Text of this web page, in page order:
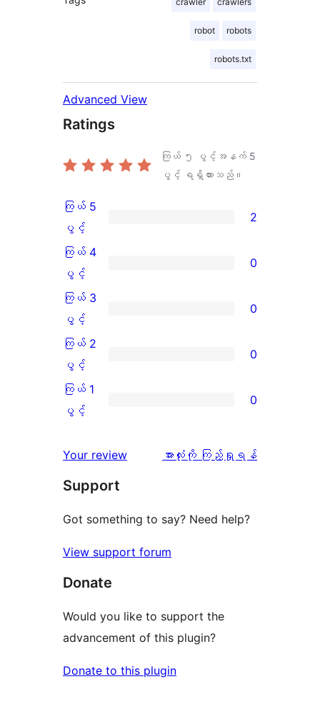
robot robots
robots.txt
Advanced View
Ratings
ကြယ် ၅ ပွင့်အနက် 5
ပွင့် ရရှိထားသည်။
ကြယ်
5
ပွင့်
အဆင့်
သုံးသပ်
ကြယ် 5
ပွင့်
2
ကြယ်
4
ပွင့်
အဆင့်
သုံးသပ်
ကြယ် 4
ပွင့်
0
ကြယ်
3
ပွင့်
အဆင့်
သုံးသပ်
ကြယ် 3
ပွင့်
0
ကြယ်
2
ပွင့်
သုံးသပ်
0
စောင်
ကြယ် 2
ပွင့်
0
ကြယ်
ပွင့်
သုံးသပ်
ချက်
စောင်
ကြယ် 1
ပွင့်
0
Your review
သုံးသပ်
အားလုံးကို ကြည့်ရှုရန်
Support
Got something to say? Need help?
View support forum
Donate
Would you like to support the
advancement of this plugin?
Donate to this plugin